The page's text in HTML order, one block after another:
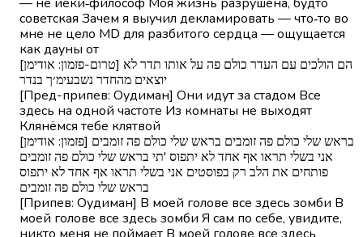
советская Зачем я выучил декламировать — что‑то во
мне не цело MD для разбитого сердца — ощущается
как дауны от
[טרום-פזמון: אודימן] הם הולכים עם העדר כולם פה על אותו תדר לא
יוצאים מהחדר נשבעימ׳ך בנדר
[Пред-припев: Оудиман] Они идут за стадом Все
здесь на одной частоте Из комнаты не выходят
Клянёмся тебе клятвой
[פזמון: אודימן] בראש שלי כולם פה זומבים בראש שלי כולם פה זומבים
אני בשלי תראו אף אחד לא יתפוס 'תי בראש שלי כולם פה זומבים
פותחים את הלב רק בפוסטים אני בשלי תראו אף אחד לא יתפוס
בראש שלי כולם פה זומבים
[Припев: Оудиман] В моей голове все здесь зомби В
моей голове все здесь зомби Я сам по себе, увидите,